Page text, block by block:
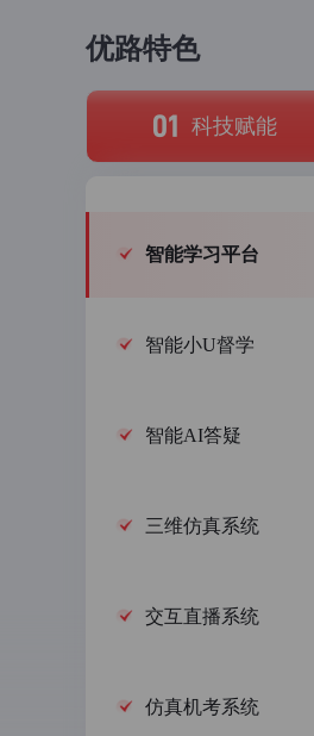
优路特色
科技赋能
智能学习平台
智能小U督学
智能AI答疑
三维仿真系统
交互直播系统
仿真机考系统
技能就业
升学培训
党校在职研
招考培训